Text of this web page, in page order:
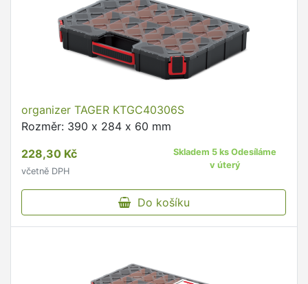
organizer TAGER KTGC40306S
Rozměr: 390 x 284 x 60 mm
228,30 Kč
včetně DPH
Skladem 5 ks Odesíláme
v úterý
Do košíku